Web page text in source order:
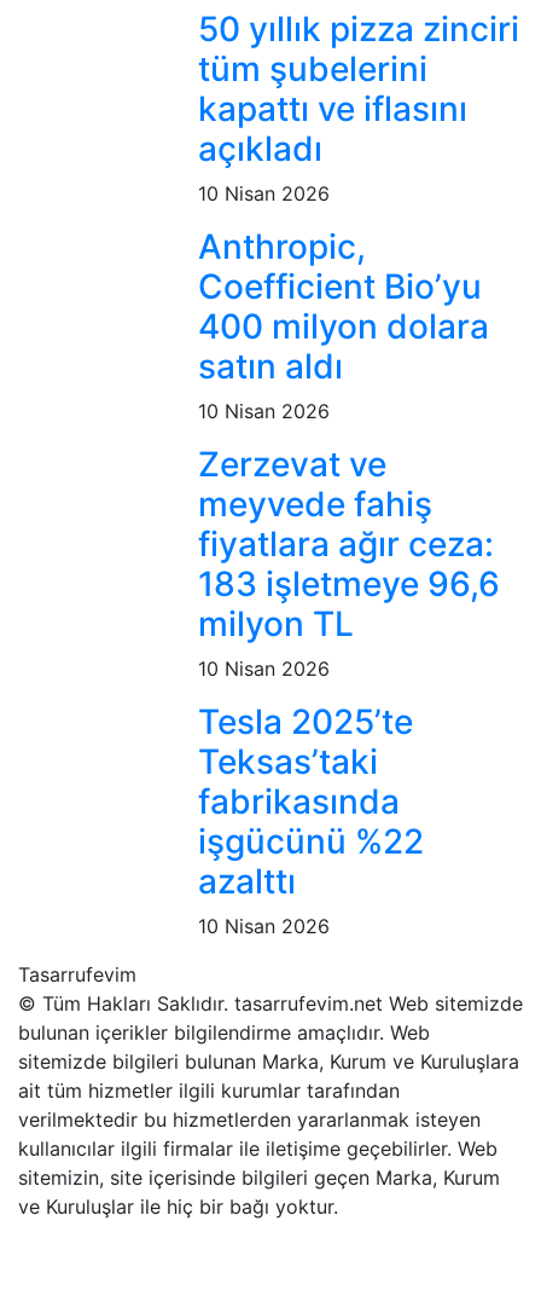
50 yıllık pizza zinciri
tüm şubelerini
kapattı ve iflasını
açıkladı
10 Nisan 2026
Anthropic,
Coefficient Bio’yu
400 milyon dolara
satın aldı
10 Nisan 2026
Zerzevat ve
meyvede fahiş
fiyatlara ağır ceza:
183 işletmeye 96,6
milyon TL
10 Nisan 2026
Tesla 2025’te
Teksas’taki
fabrikasında
işgücünü %22
azalttı
10 Nisan 2026
Tasarrufevim
© Tüm Hakları Saklıdır. tasarrufevim.net Web sitemizde
bulunan içerikler bilgilendirme amaçlıdır. Web
sitemizde bilgileri bulunan Marka, Kurum ve Kuruluşlara
ait tüm hizmetler ilgili kurumlar tarafından
verilmektedir bu hizmetlerden yararlanmak isteyen
kullanıcılar ilgili firmalar ile iletişime geçebilirler. Web
sitemizin, site içerisinde bilgileri geçen Marka, Kurum
ve Kuruluşlar ile hiç bir bağı yoktur.